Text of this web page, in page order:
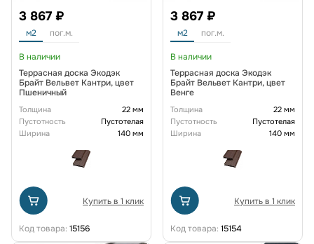
3 867 ₽
м2 пог.м.
В наличии
Террасная доска Экодэк
Брайт Вельвет Кантри, цвет
Пшеничный
Толщина
22 мм
Пустотность
Пустотелая
Ширина
140 мм
Купить в 1 клик
Код товара: 15156
3 867 ₽
м2 пог.м.
В наличии
Террасная доска Экодэк
Брайт Вельвет Кантри, цвет
Венге
Толщина
22 мм
Пустотность
Пустотелая
Ширина
140 мм
Купить в 1 клик
Код товара: 15154